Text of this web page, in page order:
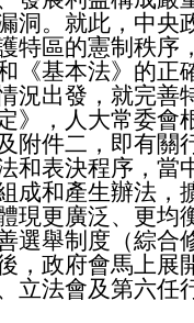
洞。就此，中央
特區的憲制秩序
《基本法》的正
況出發，就完善
定》，人大常委
附件二，即有關
和表決程序，當
成和產生辦法，
現更廣泛、更均
選舉制度（綜合
，政府會馬上展
立法會及第六任